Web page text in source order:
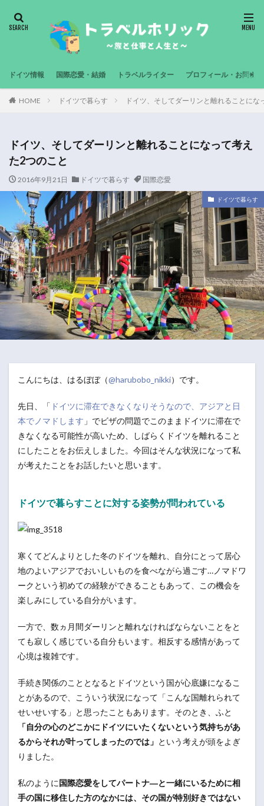
ドイツ情報 国際恋愛・結婚 トラベルライター プロフィール・お問合せ
HOME ドイツで暮らす ドイツ、そしてダーリンと離れることにな
ドイツ、そしてダーリンと離れることになって考え
た2つのこと
2016年9月21日 ドイツで暮らす 国際恋愛
ドイツで暮らす
こんにちは、はるぼぼ（@harubobo_nikki）です。
先日、「 ドイツに滞在できなくなりそうなので、アジアと日
本でノマドします 」でビザの問題でこのままドイツに滞在で
きなくなる可能性が高いため、しばらくドイツを離れること
にしたことをお伝えしました。今回はそんな状況になって私
が考えたことをお話したいと思います。
ドイツで暮らすことに対する姿勢が問われている
寒くてどんよりとした冬のドイツを離れ、自分にとって居心
地のよいアジアでおいしいものを食べながら過ごす…ノマドワ
ークという初めての経験ができることもあって、この機会を
楽しみにしている自分がいます。
一方で、数ヵ月間ダーリンと離れなければならないことをと
ても寂しく感じている自分もいます。相反する感情があって
心境は複雑です。
手続き関係のこととなるとドイツという国が心底嫌になるこ
とがあるので、こういう状況になって「こんな国離れられて
せいせいする」と思ったこともあります。そのとき、ふと
「自分の心のどこかにドイツにいたくないという気持ちがあ
るからそれが叶ってしまったのでは」 という考えが頭をよぎ
りました。
私のように国際恋愛をしてパートナ―と一緒にいるために相
手の国に移住した方のなかには、その国が特別好きではない